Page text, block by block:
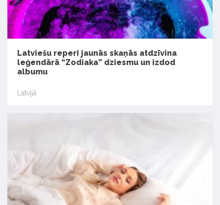
Latviešu reperi jaunās skaņās atdzīvina
leģendārā “Zodiaka” dziesmu un izdod
albumu
Latvijā